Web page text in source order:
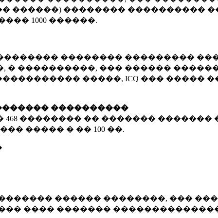
������) �������� ����������
1000 ������.
�������� ���������
����������, ��� ������
�����, ICQ ��� �����
����������
468 �������� �� ������� �������
����� � �� 100 ��.
������ ��������, ���
���� �������